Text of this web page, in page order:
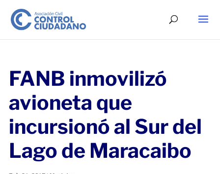
FANB inmovilizó
avioneta que
incursionó al Sur del
Lago de Maracaibo